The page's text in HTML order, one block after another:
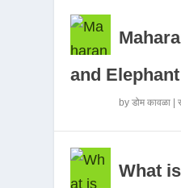
and
byडोम कावळा |
What